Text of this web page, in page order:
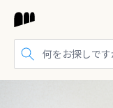
検索する